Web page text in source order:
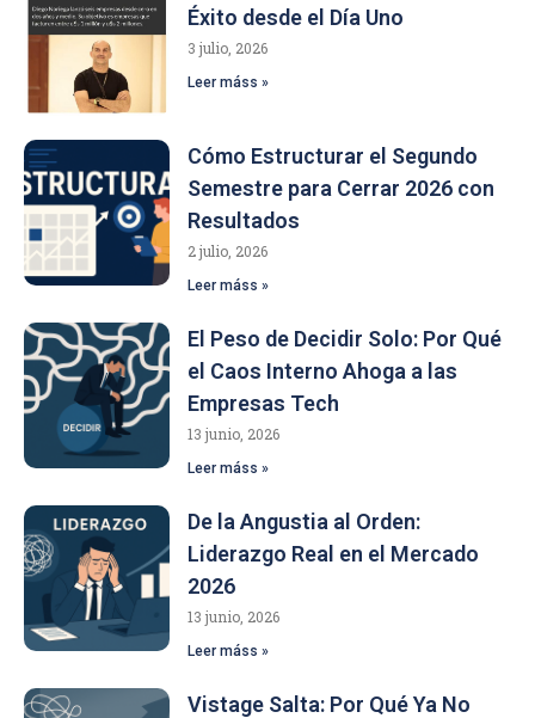
Éxito desde el Día Uno
3 julio, 2026
Leer máss »
Cómo Estructurar el Segundo
Semestre para Cerrar 2026 con
Resultados
2 julio, 2026
Leer máss »
El Peso de Decidir Solo: Por Qué
el Caos Interno Ahoga a las
Empresas Tech
13 junio, 2026
Leer máss »
De la Angustia al Orden:
Liderazgo Real en el Mercado
2026
13 junio, 2026
Leer máss »
Vistage Salta: Por Qué Ya No